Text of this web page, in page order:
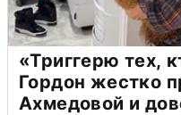
«Триггерю тех,
Гордон жестко
Ахмедовой и